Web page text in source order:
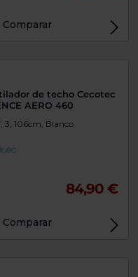
Comparar
de techo Cecotec
AERO 460
3, 106cm, Blanco
84,90 €
Comparar